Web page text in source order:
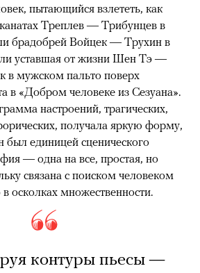
пытающийся взлететь, как
Треплев — Трибунцев в
брадобрей Войцек — Трухин в
уставшая от жизни Шен Тэ —
в мужском пальто поверх
в «Добром человеке из Сезуана».
настроений, трагических,
получала яркую форму,
был единицей сценического
— одна на все, простая, но
связана с поиском человеком
в осколках множественности.
контуры пьесы —